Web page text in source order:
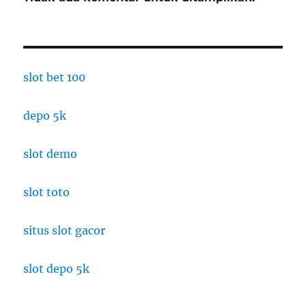
slot bet 100
depo 5k
slot demo
slot toto
situs slot gacor
slot depo 5k